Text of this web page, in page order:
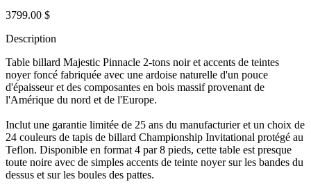
3799.00 $
Description
Table billard Majestic Pinnacle 2-tons noir et accents de teintes
noyer foncé fabriquée avec une ardoise naturelle d'un pouce
d'épaisseur et des composantes en bois massif provenant de
l'Amérique du nord et de l'Europe.
Inclut une garantie limitée de 25 ans du manufacturier et un choix de
24 couleurs de tapis de billard Championship Invitational protégé au
Teflon. Disponible en format 4 par 8 pieds, cette table est presque
toute noire avec de simples accents de teinte noyer sur les bandes du
dessus et sur les boules des pattes.